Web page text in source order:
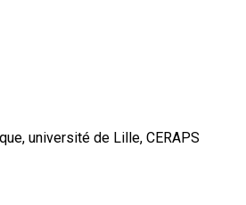
université de Lille, CERAPS